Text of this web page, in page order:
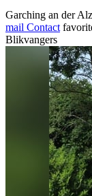
Garching an der Alz
mail Contact
Blikvangers